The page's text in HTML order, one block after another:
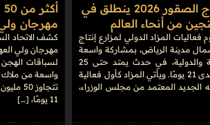
المزاد الدولي لمزارع إنتاج الصقور 2026 ينطلق في
من أنحاء العالم
المزاد الدولي لمزارع إنتاج
شمال مدينة الرياض، بمشاركة واسعة
من مزارع إنتاج الصقور المحلية والدولية، في حدث يمتد حتى 25
أغسطس الجاري ويستمر على مدى 21 يومًا. ويأتي المزاد كأول فعالية
الجديد المعتمد من مجلس الوزراء،
مهرجان ولي
كشف الاتحاد
واسعة من ملاك
11 يومًا، […]